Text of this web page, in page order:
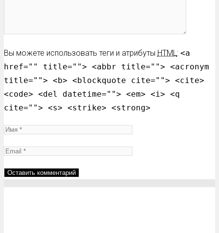
Вы можете использовать теги и атрибуты HTML: <a
href="" title=""> <abbr title=""> <acronym
title=""> <b> <blockquote cite=""> <cite>
<code> <del datetime=""> <em> <i> <q
cite=""> <s> <strike> <strong>